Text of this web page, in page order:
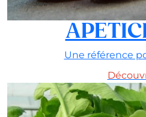
Une référence